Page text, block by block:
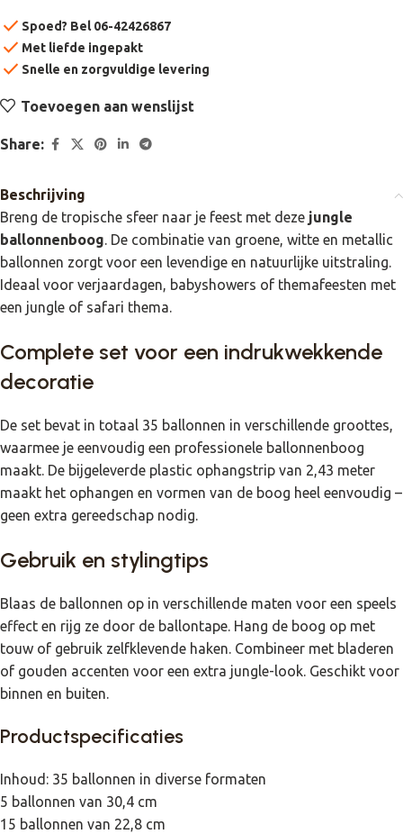
check Spoed? Bel 06-42426867
check Met liefde ingepakt
check Snelle en zorgvuldige levering
Toevoegen aan wenslijst
Share:
Beschrijving
Breng de tropische sfeer naar je feest met deze jungle
ballonnenboog. De combinatie van groene, witte en metallic
ballonnen zorgt voor een levendige en natuurlijke uitstraling.
Ideaal voor verjaardagen, babyshowers of themafeesten met
een jungle of safari thema.
Complete set voor een indrukwekkende
decoratie
De set bevat in totaal 35 ballonnen in verschillende groottes,
waarmee je eenvoudig een professionele ballonnenboog
maakt. De bijgeleverde plastic ophangstrip van 2,43 meter
maakt het ophangen en vormen van de boog heel eenvoudig –
geen extra gereedschap nodig.
Gebruik en stylingtips
Blaas de ballonnen op in verschillende maten voor een speels
effect en rijg ze door de ballontape. Hang de boog op met
touw of gebruik zelfklevende haken. Combineer met bladeren
of gouden accenten voor een extra jungle-look. Geschikt voor
binnen en buiten.
Productspecificaties
Inhoud: 35 ballonnen in diverse formaten
5 ballonnen van 30,4 cm
15 ballonnen van 22,8 cm